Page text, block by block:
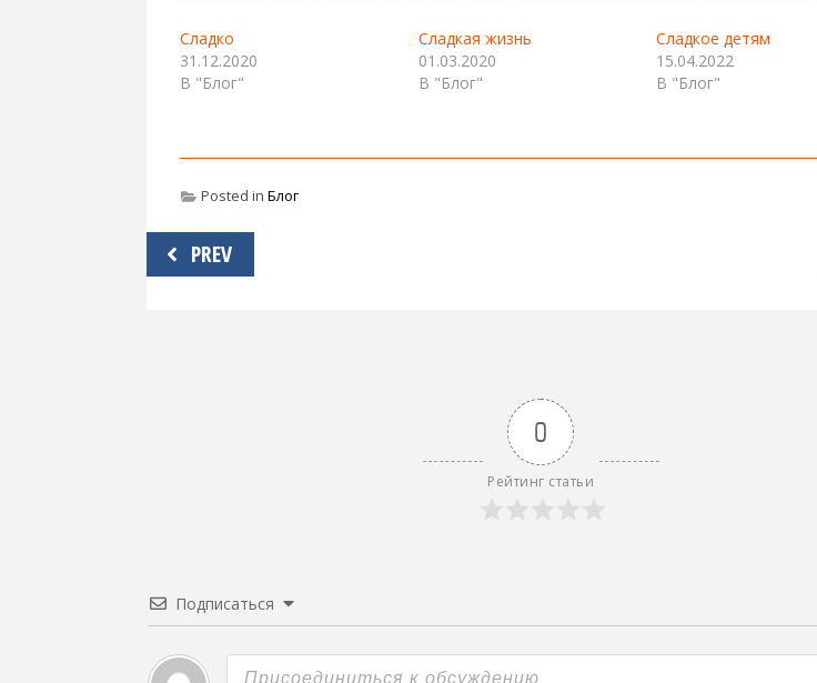
Сладко
31.12.2020
В "Блог"
Сладкая жизнь
01.03.2020
В "Блог"
Сладкое детям
15.04.2022
В "Блог"
Posted in Блог
Навигация
по
PREV
0
Рейтинг статьи
Подписаться